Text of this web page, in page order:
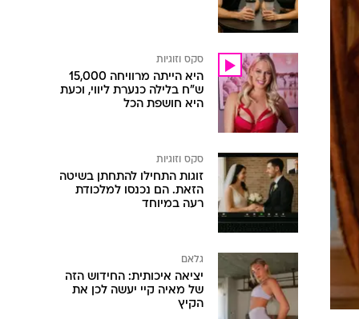
סקס וזוגיות
היא הייתה מרוויחה 15,000
ש"ח בלילה כנערת ליווי, וכעת
היא חושפת הכל
סקס וזוגיות
זוגות התחילו להתחתן בשיטה
הזאת. הם נכנסו למלכודת
רעה במיוחד
גלאם
יציאה איכותית: החידוש הזה
של מאיה קיי יעשה לכן את
הקיץ